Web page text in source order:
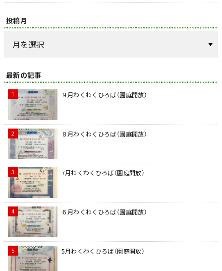
投稿月
最新の記事
９月わくわくひろば（園庭開放）
８月わくわくひろば（園庭開放）
7月わくわくひろば（園庭開放）
６月わくわくひろば（園庭開放）
5月わくわくひろば（園庭開放）